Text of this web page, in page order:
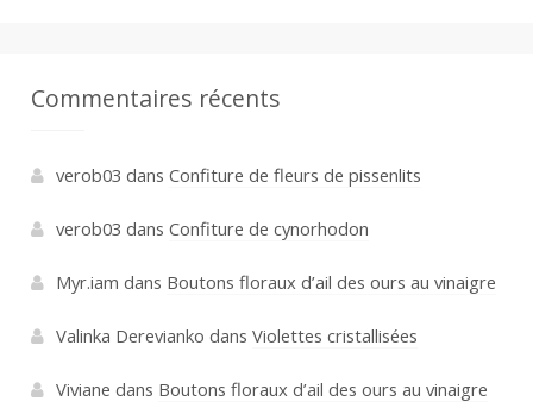
Commentaires récents
verob03 dans Confiture de fleurs de pissenlits
verob03 dans Confiture de cynorhodon
Myr.iam dans Boutons floraux d’ail des ours au vinaigre
Valinka Derevianko dans Violettes cristallisées
Viviane dans Boutons floraux d’ail des ours au vinaigre